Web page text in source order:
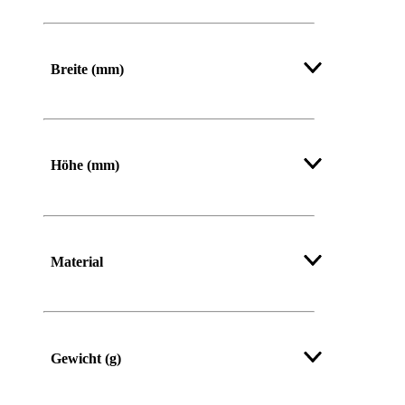
Von Bis
Breite (mm)
Von Bis
Höhe (mm)
Von Bis
Material
Gewicht (g)